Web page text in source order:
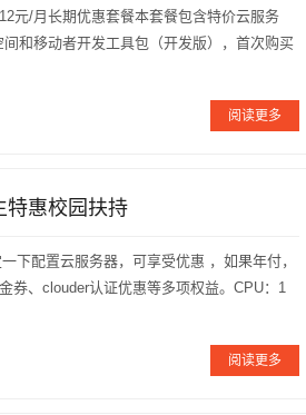
元/月长期优惠套餐本套餐包含特价云服务
和移动者开发工具包（开发版），首次购买
阅读更多
特惠校园扶持
下配置云服务器，可享受优惠 ，如果年付，
券、clouder认证优惠等多项权益。CPU：1
阅读更多